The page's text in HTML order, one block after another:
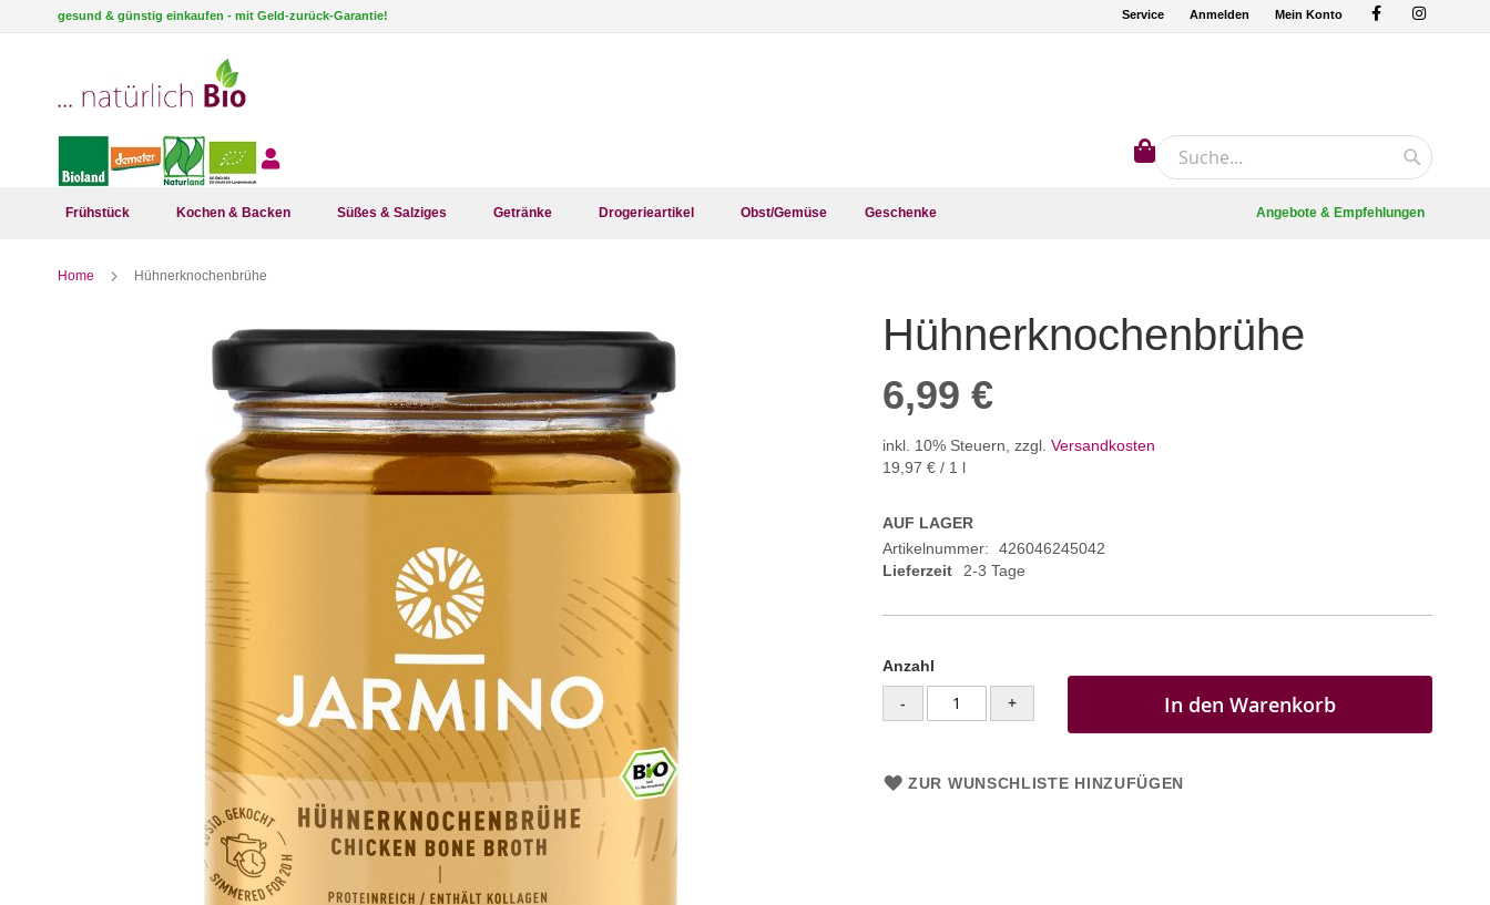
Direkt
gesund & günstig einkaufen - mit Geld-zurück-Garantie! Service Anmelden Mein Konto
Suche
Mein Warenkorb
Frühstück Kochen & Backen Süßes & Salziges Getränke Drogerieartikel Obst/Gemüse Geschenke Angebote & Empfehlungen
Home Hühnerknochenbrühe
Bildergalerie
springen
Hühnerknochenbrühe
6,99 €
inkl. 10% Steuern zzgl. Versandkosten
19,97 € / 1 l
AUF LAGER
Artikelnummer
426046245042
Lieferzeit
2-3 Tage
Anzahl
- + In den Warenkorb
ZUR WUNSCHLISTE HINZUFÜGEN